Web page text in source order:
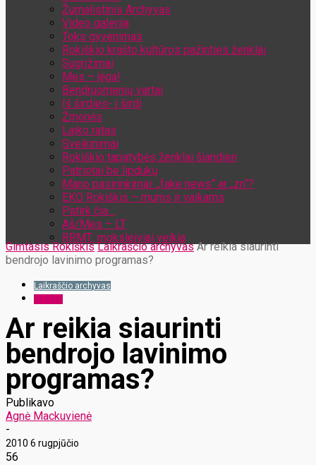
Žurnalistinis Archyvas
Video galerija
Toks gyvenimas
Rokiškio krašto kultūros pažinties ženklai
Sugrįžimai
Mes – jėga!
Bendruomenių vartai
Iš širdies- į širdį
Žmonės
Laiko ratas
Sveikinimai
Rokiškio tapatybės ženklai šiandien
Patriotai be lipdukų
Mano pasirinkimai: „fake news“ ar „zn“?
EKO Rokiškis – mums ir vaikams
Patirk čia…
Aš/Mes – LT
RRMT: moksleiviai veikia
Gimtasis Rokiškis Laikraščio archyvas Ar reikia siaurinti
bendrojo lavinimo programas?
Laikraščio archyvas
Ar reikia siaurinti
bendrojo lavinimo
programas?
Publikavo
Agnė Mackuvienė
-
2010 6 rugpjūčio
56